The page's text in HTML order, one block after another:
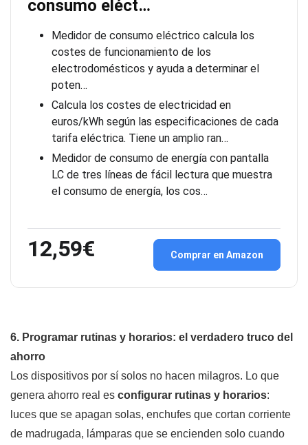
consumo eléct…
Medidor de consumo eléctrico calcula los
costes de funcionamiento de los
electrodomésticos y ayuda a determinar el
poten…
Calcula los costes de electricidad en
euros/kWh según las especificaciones de cada
tarifa eléctrica. Tiene un amplio ran…
Medidor de consumo de energía con pantalla
LC de tres líneas de fácil lectura que muestra
el consumo de energía, los cos…
12,59€ Comprar en Amazon
6. Programar rutinas y horarios: el verdadero truco del
ahorro
Los dispositivos por sí solos no hacen milagros. Lo que
genera ahorro real es configurar rutinas y horarios:
luces que se apagan solas, enchufes que cortan corriente
de madrugada, lámparas que se encienden solo cuando